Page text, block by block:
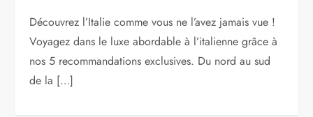
Découvrez l’Italie comme vous ne l’avez jamais vue !
Voyagez dans le luxe abordable à l’italienne grâce à
nos 5 recommandations exclusives. Du nord au sud
de la […]